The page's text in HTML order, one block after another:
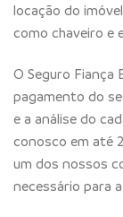
locação do
como chaveiro e
O Seguro Fiança
pagamento do
e a análise do
conosco em até
um dos nossos
necessário para